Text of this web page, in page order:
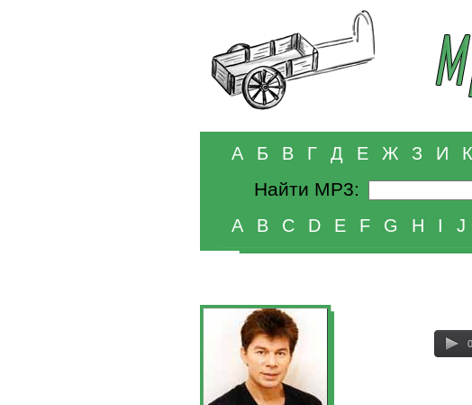
А Б В Г Д Е Ж З И К
Найти MP3:
A B C D E F G H I J